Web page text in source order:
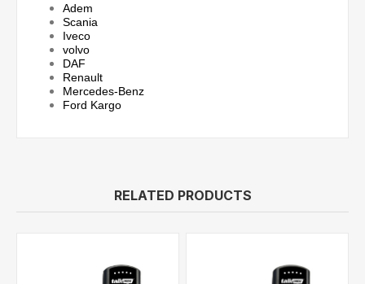
Adem
Scania
Iveco
volvo
DAF
Renault
Mercedes-Benz
Ford Kargo
RELATED PRODUCTS